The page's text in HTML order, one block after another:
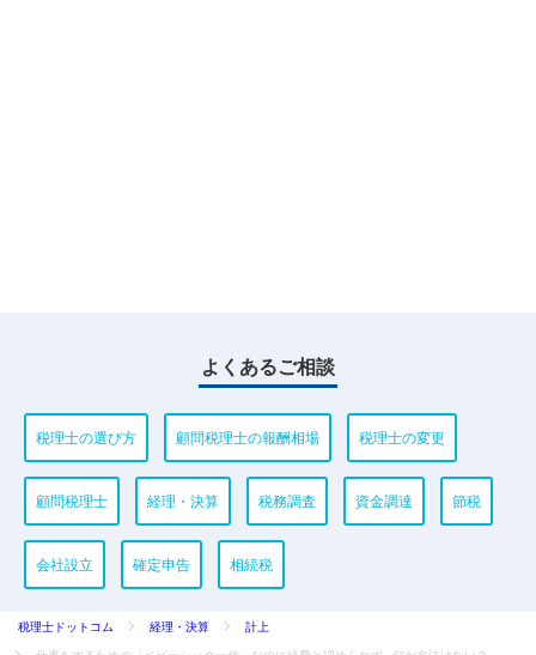
よくあるご相談
税理士の選び方 顧問税理士の報酬相場 税理士の変更
顧問税理士 経理・決算 税務調査 資金調達 節税
会社設立 確定申告 相続税
税理士ドットコム 経理・決算
計上